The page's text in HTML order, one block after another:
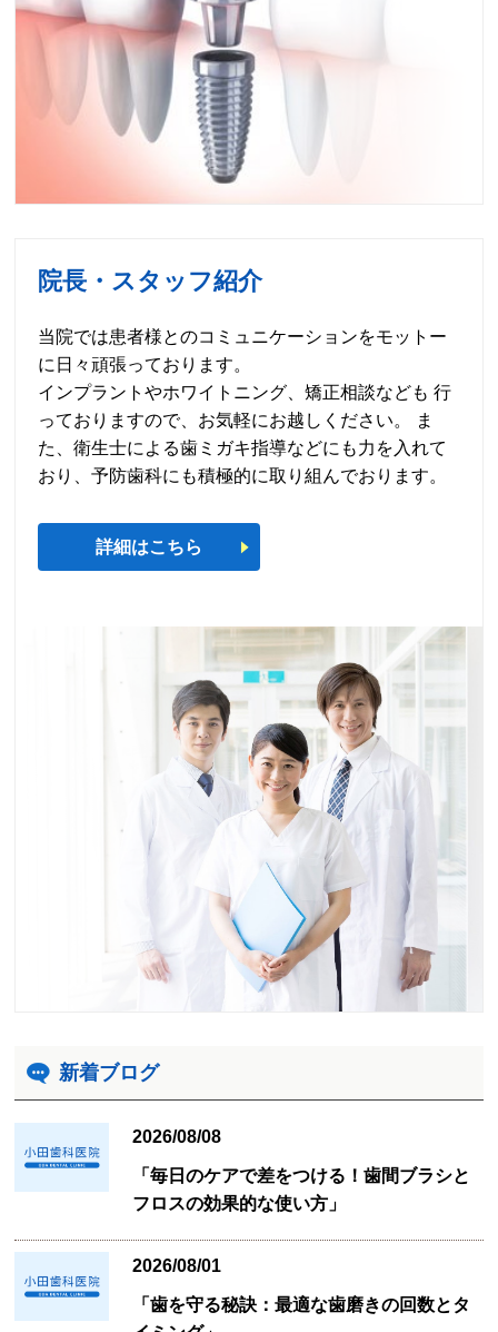
院長・スタッフ紹介
当院では患者様とのコミュニケーションをモットー
に日々頑張っております。
インプラントやホワイトニング、矯正相談なども 行
っておりますので、お気軽にお越しください。 ま
た、衛生士による歯ミガキ指導などにも力を入れて
おり、予防歯科にも積極的に取り組んでおります。
詳細はこちら
新着ブログ
2026/08/08
「毎日のケアで差をつける！歯間ブラシと
フロスの効果的な使い方」
2026/08/01
「歯を守る秘訣：最適な歯磨きの回数とタ